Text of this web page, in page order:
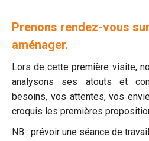
Prenons rendez-vous
aménager.
Lors de cette première visite,
analysons ses atouts et
besoins, vos attentes, vos
croquis les premières
NB : prévoir une séance de